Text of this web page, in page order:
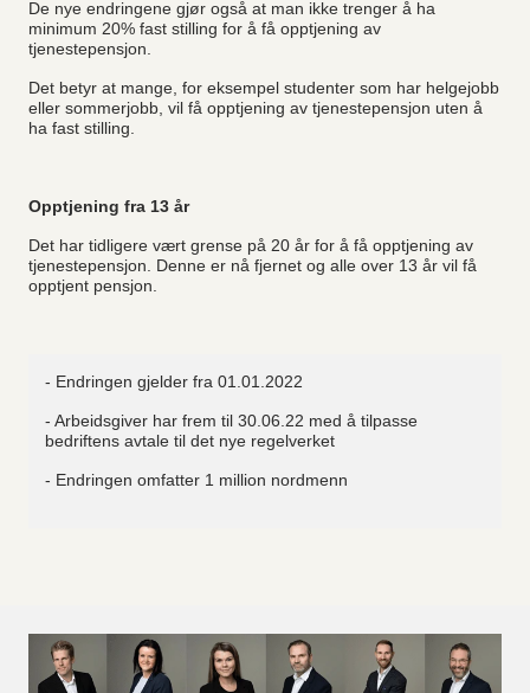
De nye endringene gjør også at man ikke trenger å ha
minimum 20% fast stilling for å få opptjening av
tjenestepensjon.
Det betyr at mange, for eksempel studenter som har helgejobb
eller sommerjobb, vil få opptjening av tjenestepensjon uten å
ha fast stilling.
Opptjening fra 13 år
Det har tidligere vært grense på 20 år for å få opptjening av
tjenestepensjon. Denne er nå fjernet og alle over 13 år vil få
opptjent pensjon.
- Endringen gjelder fra 01.01.2022
- Arbeidsgiver har frem til 30.06.22 med å tilpasse
bedriftens avtale til det nye regelverket
- Endringen omfatter 1 million nordmenn